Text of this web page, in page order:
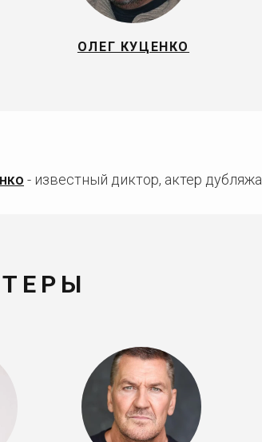
ОЛЕГ КУЦЕНКО
- известный диктор, актер дубляжа.